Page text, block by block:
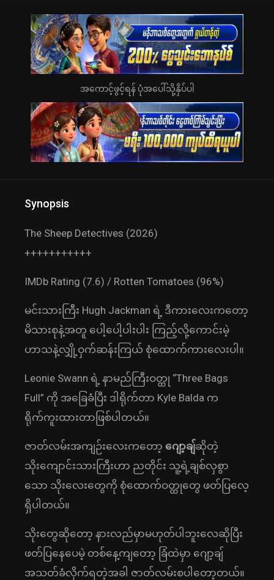
အကောင့်ဖွင့်ရန် ပုံအပေါ်သို့နှိပ်ပါ
Synopsis
The Sheep Detectives (2026)
+++++++++++
IMDb Rating (7.6) / Rotten Tomatoes (96%)
မင်းသားကြီး Hugh Jackman ရဲ့ ဒီကားလေးကတော့
မိသားစုနဲ့အတူ ပေါ့ပေါ့ပါးပါး ကြည့်လို့ကောင်းမဲ့
ဟာသနဲ့လျှို့ဝှက်ဆန်းကြယ် စုံထောက်ကားလေးပါ။
Leonie Swann ရဲ့ နာမည်ကြီးဝတ္ထု “Three Bags
Full” ကို အခြေခံပြီး ဒါရိုက်တာ Kyle Balda က
ရိုက်ကူးထားတာဖြစ်ပါတယ်။
ဇာတ်လမ်းအကျဉ်းလေးကတော့ ဂျော့ချ်ဆိုတဲ့
သိုးကျောင်းသားကြီးဟာ ညတိုင်း သူ့ရဲ့ချစ်လှစွာ
သော သိုးလေးတွေကို စုံထောက်ဝတ္ထုတွေ ဖတ်ပြလေ့
ရှိပါတယ်။
သိုးတွေဆိုတော့ နားလည်မှာမဟုတ်ပါဘူးလေဆိုပြီး
ဖတ်ပြနေပေမဲ့ တစ်နေ့ကျတော့ ခြံထဲမှာ ဂျော့ချ်
အသတ်ခံလိုက်ရတဲ့အခါ ဇာတ်လမ်းစပါတော့တယ်။